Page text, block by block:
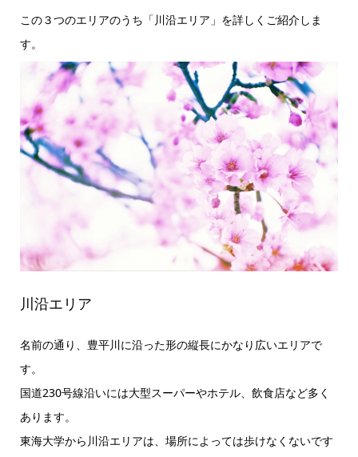
この３つのエリアのうち「川沿エリア」を詳しくご紹介しま
す。
川沿エリア
名前の通り、豊平川に沿った形の縦長にかなり広いエリアで
す。
国道230号線沿いには大型スーパーやホテル、飲食店など多く
あります。
東海大学から川沿エリアは、場所によっては歩けなくないです